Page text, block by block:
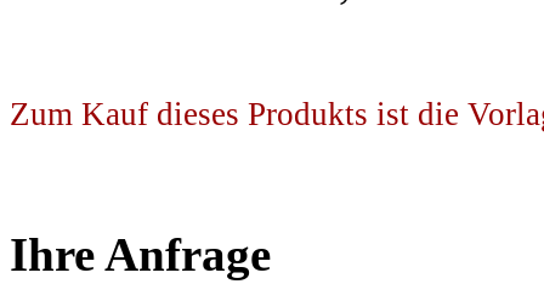
Zum Kauf dieses Produkts ist die
Ihre Anfrage